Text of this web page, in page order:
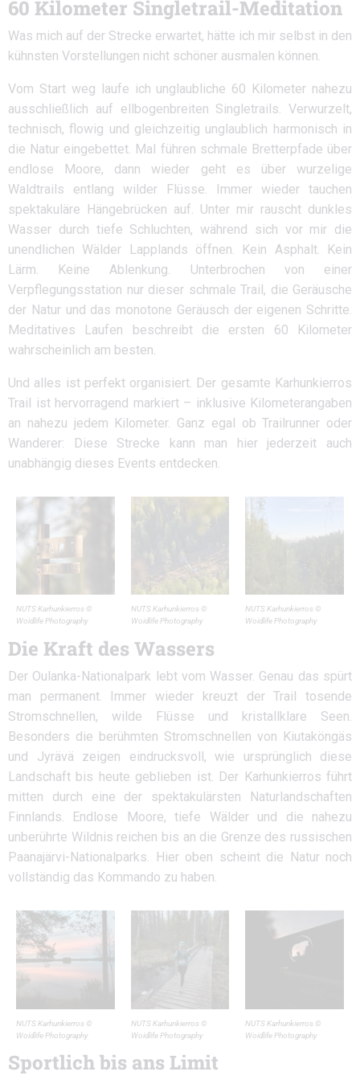
60 Kilometer Singletrail-Meditation
Was mich auf der Strecke erwartet, hätte ich mir selbst in den
kühnsten Vorstellungen nicht schöner ausmalen können.
Vom Start weg laufe ich unglaubliche 60 Kilometer nahezu
ausschließlich auf ellbogenbreiten Singletrails. Verwurzelt,
technisch, flowig und gleichzeitig unglaublich harmonisch in
die Natur eingebettet. Mal führen schmale Bretterpfade über
endlose Moore, dann wieder geht es über wurzelige
Waldtrails entlang wilder Flüsse. Immer wieder tauchen
spektakuläre Hängebrücken auf. Unter mir rauscht dunkles
Wasser durch tiefe Schluchten, während sich vor mir die
unendlichen Wälder Lapplands öffnen. Kein Asphalt. Kein
Lärm. Keine Ablenkung. Unterbrochen von einer
Verpflegungsstation nur dieser schmale Trail, die Geräusche
der Natur und das monotone Geräusch der eigenen Schritte.
Meditatives Laufen beschreibt die ersten 60 Kilometer
wahrscheinlich am besten.
Und alles ist perfekt organisiert. Der gesamte Karhunkierros
Trail ist hervorragend markiert – inklusive Kilometerangaben
an nahezu jedem Kilometer. Ganz egal ob Trailrunner oder
Wanderer: Diese Strecke kann man hier jederzeit auch
unabhängig dieses Events entdecken.
NUTS Karhunkierros ©
Woidlife Photography
NUTS Karhunkierros ©
Woidlife Photography
NUTS Karhunkierros ©
Woidlife Photography
Die Kraft des Wassers
Der Oulanka-Nationalpark lebt vom Wasser. Genau das spürt
man permanent. Immer wieder kreuzt der Trail tosende
Stromschnellen, wilde Flüsse und kristallklare Seen.
Besonders die berühmten Stromschnellen von Kiutaköngäs
und Jyrävä zeigen eindrucksvoll, wie ursprünglich diese
Landschaft bis heute geblieben ist. Der Karhunkierros führt
mitten durch eine der spektakulärsten Naturlandschaften
Finnlands. Endlose Moore, tiefe Wälder und die nahezu
unberührte Wildnis reichen bis an die Grenze des russischen
Paanajärvi-Nationalparks. Hier oben scheint die Natur noch
vollständig das Kommando zu haben.
NUTS Karhunkierros ©
Woidlife Photography
NUTS Karhunkierros ©
Woidlife Photography
NUTS Karhunkierros ©
Woidlife Photography
Sportlich bis ans Limit